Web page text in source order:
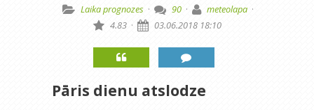
Laika prognozes · 90 · meteolapa ·
4.83 · 03.06.2018 18:10
Pāris dienu atslodze